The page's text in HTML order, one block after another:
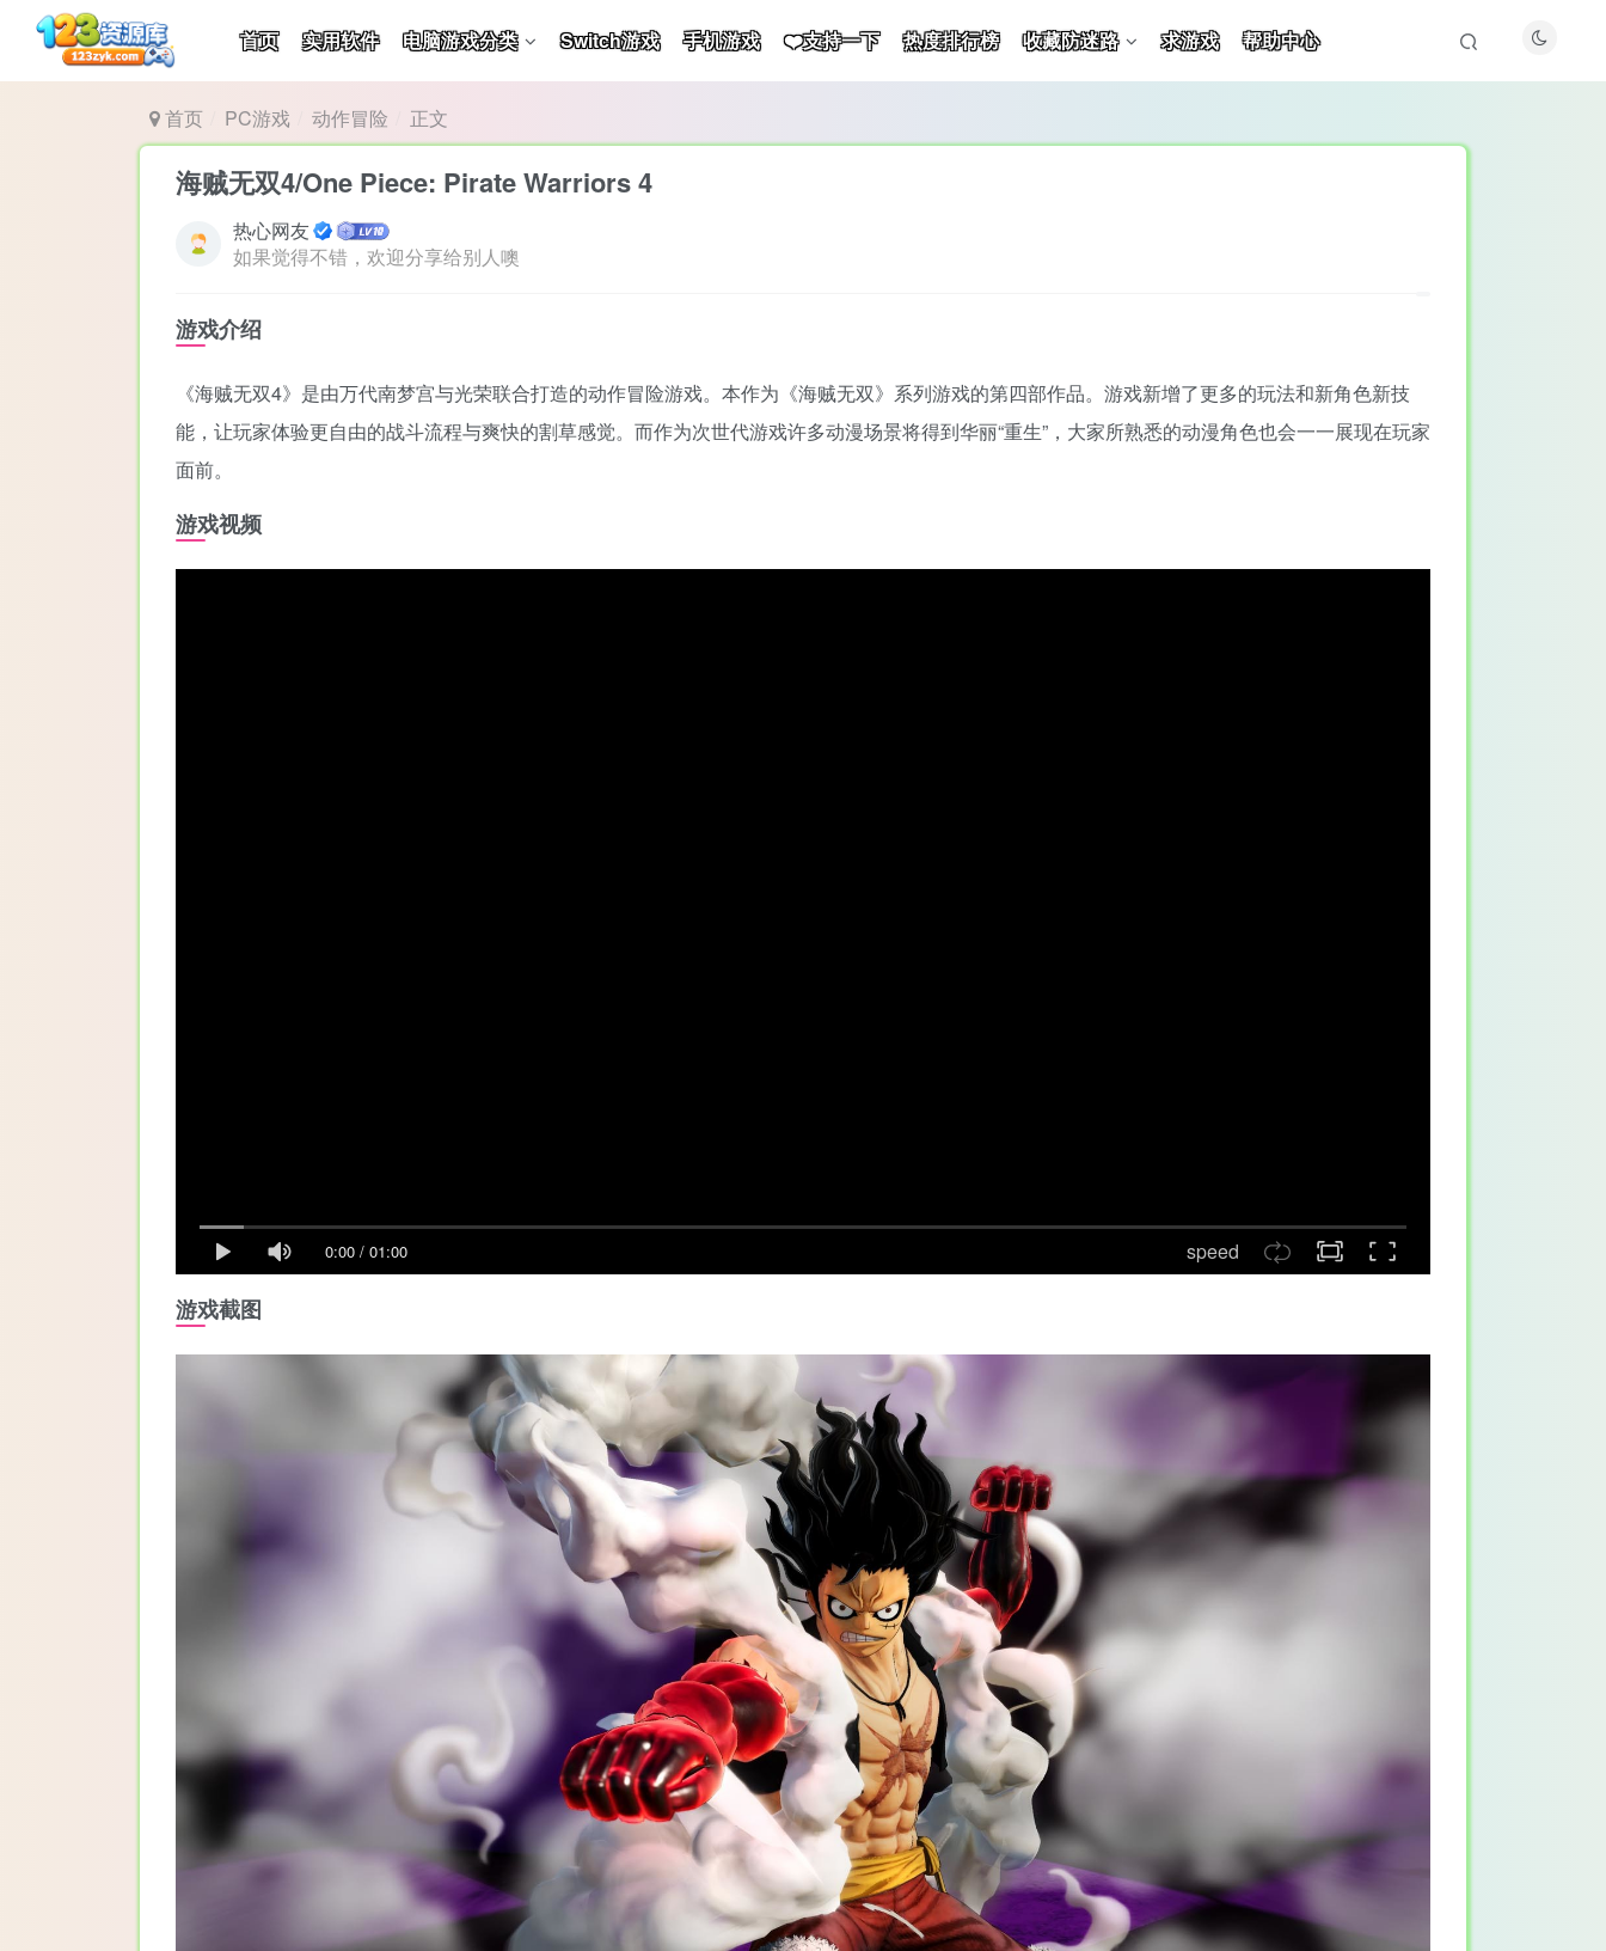
首页 实用软件 电脑游戏分类 Switch游戏 手机游戏 ❤️支持一下 热度排行榜 收藏防迷路 求游戏 帮助中心
首页 PC游戏 动作冒险 正文
海贼无双4/One Piece: Pirate Warriors 4
热心网友
如果觉得不错，欢迎分享给别人噢
游戏介绍
《海贼无双4》是由万代南梦宫与光荣联合打造的动作冒险游戏。本作为《海贼无双》系列游戏的第四部作品。游戏新增了更多的玩法和新角色新技
能，让玩家体验更自由的战斗流程与爽快的割草感觉。而作为次世代游戏许多动漫场景将得到华丽“重生”，大家所熟悉的动漫角色也会一一展现在玩家
面前。
游戏视频
0:00 / 01:00 speed
游戏截图